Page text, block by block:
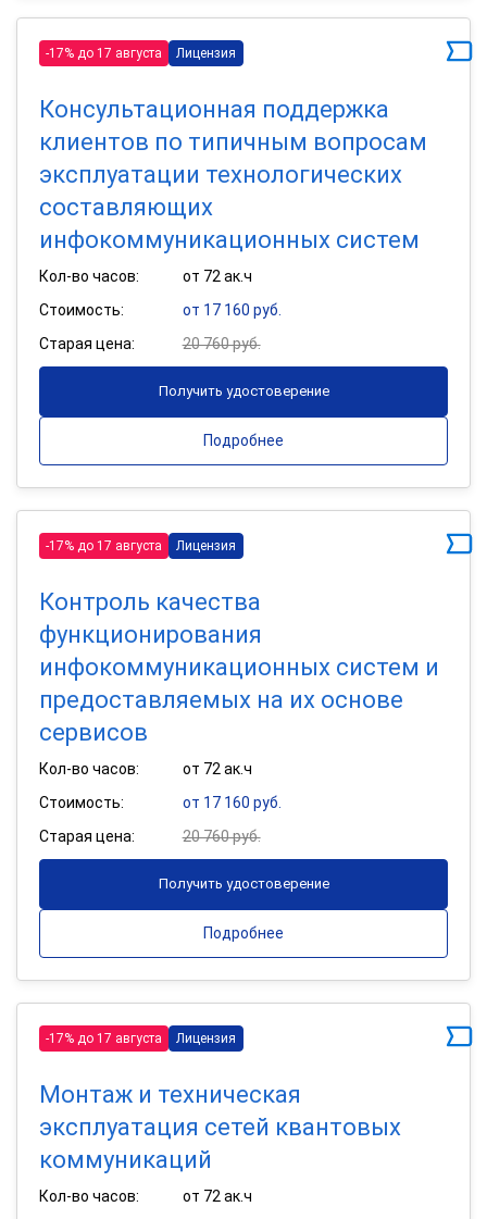
-17% до 17 августа Лицензия
Консультационная поддержка
клиентов по типичным вопросам
эксплуатации технологических
составляющих
инфокоммуникационных систем
Кол-во часов:
от 72 ак.ч
Стоимость:
от 17 160 руб.
Старая цена:
20 760 руб.
Получить удостоверение
Подробнее
-17% до 17 августа Лицензия
Контроль качества
функционирования
инфокоммуникационных систем и
предоставляемых на их основе
сервисов
Кол-во часов:
от 72 ак.ч
Стоимость:
от 17 160 руб.
Старая цена:
20 760 руб.
Получить удостоверение
Подробнее
-17% до 17 августа Лицензия
Монтаж и техническая
эксплуатация сетей квантовых
коммуникаций
Кол-во часов:
от 72 ак.ч